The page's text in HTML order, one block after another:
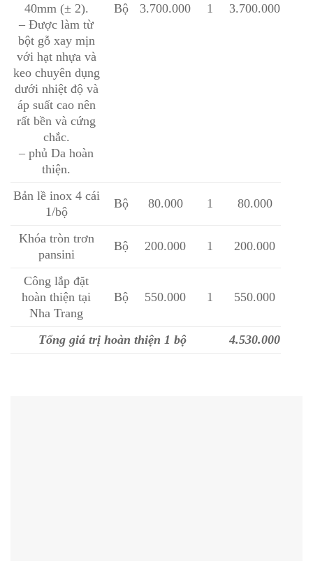
40mm (± 2).
– Được làm từ
bột gỗ xay mịn
với hạt nhựa và
keo chuyên dụng
dưới nhiệt độ và
áp suất cao nên
rất bền và cứng
chắc.
– phủ Da hoàn
thiện.
Bộ 3.700.000 1 3.700.000
Bản lề inox 4 cái
1/bộ
Bộ 80.000 1 80.000
Khóa tròn trơn
pansini
Bộ 200.000 1 200.000
Công lắp đặt
hoàn thiện tại
Nha Trang
Bộ 550.000 1 550.000
Tổng giá trị hoàn thiện 1 bộ 4.530.000